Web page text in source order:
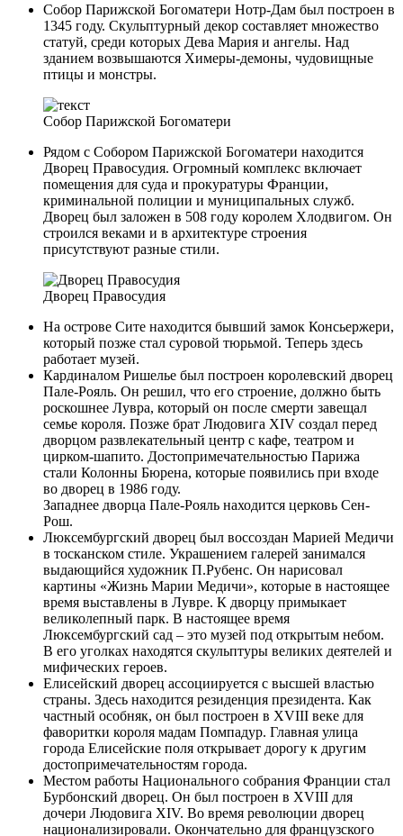
Собор Парижской Богоматери Нотр-Дам был построен в
1345 году. Скульптурный декор составляет множество
статуй, среди которых Дева Мария и ангелы. Над
зданием возвышаются Химеры-демоны, чудовищные
птицы и монстры.
Собор Парижской Богоматери
Рядом с Собором Парижской Богоматери находится
Дворец Правосудия. Огромный комплекс включает
помещения для суда и прокуратуры Франции,
криминальной полиции и муниципальных служб.
Дворец был заложен в 508 году королем Хлодвигом. Он
строился веками и в архитектуре строения
присутствуют разные стили.
Дворец Правосудия
На острове Сите находится бывший замок Консьержери,
который позже стал суровой тюрьмой. Теперь здесь
работает музей.
Кардиналом Ришелье был построен королевский дворец
Пале-Рояль. Он решил, что его строение, должно быть
роскошнее Лувра, который он после смерти завещал
семье короля. Позже брат Людовига XIV создал перед
дворцом развлекательный центр с кафе, театром и
цирком-шапито. Достопримечательностью Парижа
стали Колонны Бюрена, которые появились при входе
во дворец в 1986 году.
Западнее дворца Пале-Рояль находится церковь Сен-
Рош.
Люксембургский дворец был воссоздан Марией Медичи
в тосканском стиле. Украшением галерей занимался
выдающийся художник П.Рубенс. Он нарисовал
картины «Жизнь Марии Медичи», которые в настоящее
время выставлены в Лувре. К дворцу примыкает
великолепный парк. В настоящее время
Люксембургский сад – это музей под открытым небом.
В его уголках находятся скульптуры великих деятелей и
мифических героев.
Елисейский дворец ассоциируется с высшей властью
страны. Здесь находится резиденция президента. Как
частный особняк, он был построен в XVIII веке для
фаворитки короля мадам Помпадур. Главная улица
города Елисейские поля открывает дорогу к другим
достопримечательностям города.
Местом работы Национального собрания Франции стал
Бурбонский дворец. Он был построен в XVIII для
дочери Людовига XIV. Во время революции дворец
национализировали. Окончательно для французского